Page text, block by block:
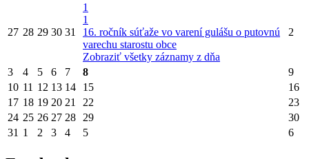
27 28 29 30 31
1
1
16. ročník súťaže vo varení gulášu o putovnú
varechu starostu obce
Zobraziť všetky záznamy z dňa
2
3 4 5 6 7 8
9
10 11 12 13 14 15
16
17 18 19 20 21 22
23
24 25 26 27 28 29
30
31 1 2 3 4 5 6